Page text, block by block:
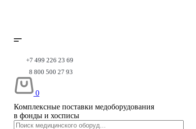
+7 499 226 23 69
8 800 500 27 93
0
Комплексные поставки медоборудования
в фонды и хосписы